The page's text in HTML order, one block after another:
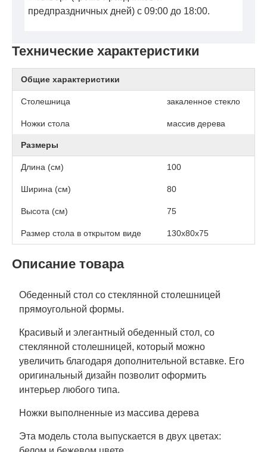
Технические характеристики
Общие характеристики
Столешница закаленное стекло
Ножки стола массив дерева
Размеры
Длина (см) 100
Ширина (см) 80
Высота (см) 75
Размер стола в открытом виде 130х80х75
Описание товара
Обеденный стол со стеклянной столешницей
прямоугольной формы.
Красивый и элегантный обеденный стол, со
стеклянной столешницей, который можно
увеличить благодаря дополнительной вставке. Его
оригинальный дизайн позволит оформить
интерьер любого типа.
Ножки выполненные из массива дерева
Эта модель стола выпускается в двух цветах:
предпраздничных дней) с 09:00 до 18:00.